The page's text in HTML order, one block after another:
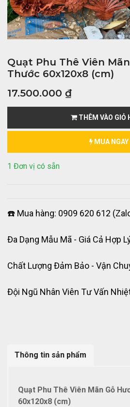
Quạt Phu Thê Viên
Thước 60x120x8 (cm)
17.500.000 ₫
THÊM VÀO GIỎ
MUA NGAY
1 Đơn vị có sẵn
☎️ Mua hàng: 0909 620 612
Đa Dạng Mẫu Mã - Giá Cả Hợp
Chất Lượng Đảm Bảo - Vận
Đội Ngũ Nhân Viên Tư Vấn
Thông tin sản phẩm
Quạt Phu Thê Viên Mãn Gỗ
60x120x8 (cm)